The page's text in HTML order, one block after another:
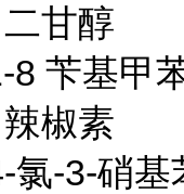
甘醇
8 苄基甲
椒素
氯-3-硝基